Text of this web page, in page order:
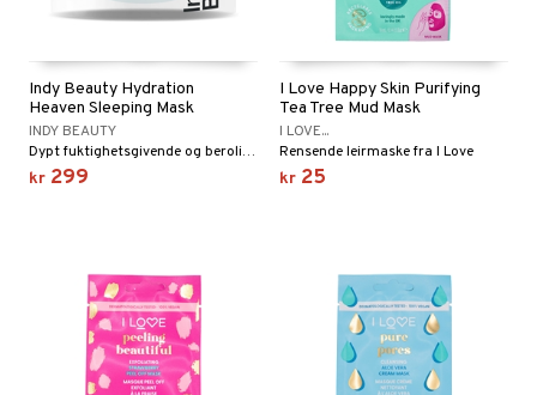
Indy Beauty Hydration
Heaven Sleeping Mask
INDY BEAUTY
Dypt fuktighetsgivende og beroligende ansiktsmaske over natten fra Indy Beauty
kr 299
I Love Happy Skin Purifying
Tea Tree Mud Mask
I LOVE...
Rensende leirmaske fra I Love
kr 25